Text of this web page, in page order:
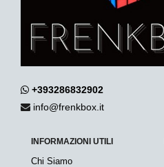
+393286832902
info@frenkbox.it
INFORMAZIONI UTILI
Chi Siamo